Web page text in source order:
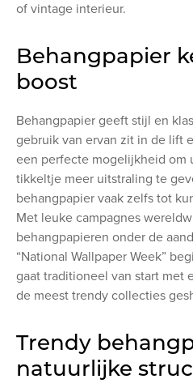
of vintage interieur.
Behangpapier
boost
Behangpapier geeft stijl en
gebruik van ervan zit in de lift
een perfecte mogelijkheid om
tikkeltje meer uitstraling te
behangpapier vaak zelfs tot
Met leuke campagnes
behangpapieren onder de
“National Wallpaper Week”
gaat traditioneel van start met
de meest trendy collecties
Trendy
natuurlijke